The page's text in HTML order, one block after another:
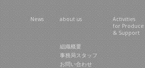
News about us
Activities
for Produce
& Support
組織概要
事務局スタッフ
お問い合わせ